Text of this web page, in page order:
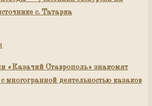
с. Татарка
«Казачий Ставрополь» знакомят
многогранной деятельностью казаков